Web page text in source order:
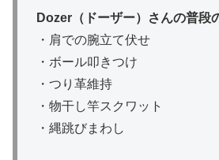
Dozer（ドーザー）さんの普段
・肩での腕立て伏せ
・ボール叩きつけ
・つり革維持
・物干し竿スクワット
・縄跳びまわし